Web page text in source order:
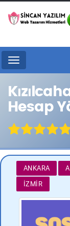
Menu
Hesap
ANKARA
İZMIR